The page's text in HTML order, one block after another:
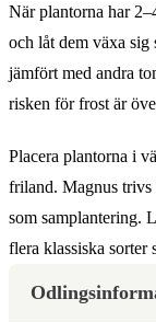
När plantorna har
och låt dem växa sig
jämfört med andra
risken för frost är
Placera plantorna i
friland. Magnus trivs
som samplantering.
flera klassiska sorter